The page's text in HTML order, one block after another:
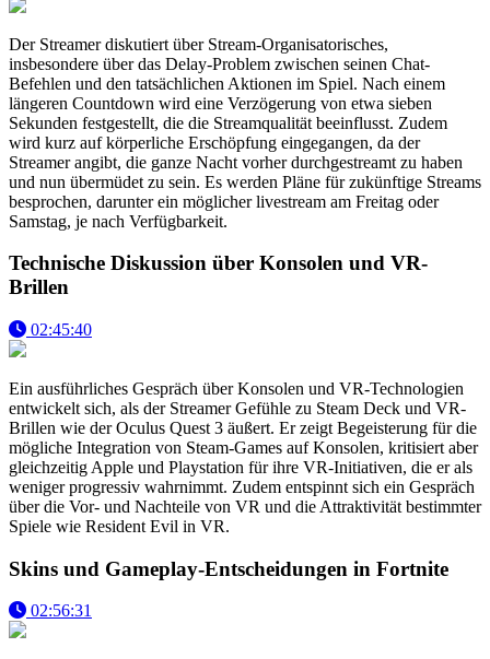
Der Streamer diskutiert über Stream-Organisatorisches,
insbesondere über das Delay-Problem zwischen seinen Chat-
Befehlen und den tatsächlichen Aktionen im Spiel. Nach einem
längeren Countdown wird eine Verzögerung von etwa sieben
Sekunden festgestellt, die die Streamqualität beeinflusst. Zudem
wird kurz auf körperliche Erschöpfung eingegangen, da der
Streamer angibt, die ganze Nacht vorher durchgestreamt zu haben
und nun übermüdet zu sein. Es werden Pläne für zukünftige Streams
besprochen, darunter ein möglicher livestream am Freitag oder
Samstag, je nach Verfügbarkeit.
Technische Diskussion über Konsolen und VR-
Brillen
02:45:40
Ein ausführliches Gespräch über Konsolen und VR-Technologien
entwickelt sich, als der Streamer Gefühle zu Steam Deck und VR-
Brillen wie der Oculus Quest 3 äußert. Er zeigt Begeisterung für die
mögliche Integration von Steam-Games auf Konsolen, kritisiert aber
gleichzeitig Apple und Playstation für ihre VR-Initiativen, die er als
weniger progressiv wahrnimmt. Zudem entspinnt sich ein Gespräch
über die Vor- und Nachteile von VR und die Attraktivität bestimmter
Spiele wie Resident Evil in VR.
Skins und Gameplay-Entscheidungen in Fortnite
02:56:31